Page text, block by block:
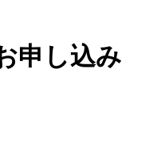
申し込み